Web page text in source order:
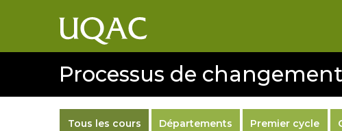
Processus de
Tous les cours Départements Premier cycle